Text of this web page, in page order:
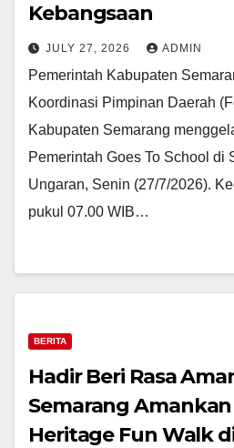
Kebangsaan
JULY 27, 2026 ADMIN
Pemerintah Kabupaten
Koordinasi Pimpinan Daerah
Kabupaten Semarang
Pemerintah Goes To School di
Ungaran, Senin (27/7/2026).
pukul 07.00 WIB…
BERITA
Hadir Beri Rasa
Semarang
Heritage Fun Walk